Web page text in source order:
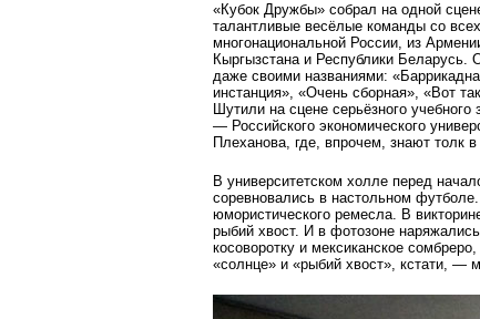
«Кубок Дружбы» собрал на одной
талантливые весёлые команды со
многонациональной России, из
Кыргызстана и Республики Беларусь.
даже своими названиями:
инстанция», «Очень сборная», «Вот
Шутили на сцене серьёзного учебного
— Российского экономического
Плеханова, где, впрочем, знают толк
В университетском холле перед
соревновались в настольном
юмористического ремесла. В
рыбий хвост. И в фотозоне
косоворотку и мексиканское
«солнце» и «рыбий хвост», кстати, —